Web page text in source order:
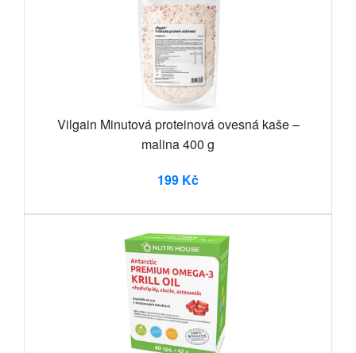
Vilgain Minutová proteinová ovesná kaše –
malina 400 g
199 Kč